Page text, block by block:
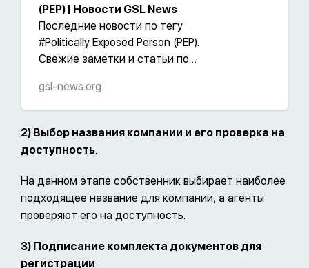
(PEP) | Новости GSL News
Последние новости по тегу
#Politically Exposed Person (PEP).
Свежие заметки и статьи по
(PEP).
gsl-news.org
2) Выбор названия компании и его проверка на
доступность.
На данном этапе собственник выбирает наиболее
подходящее название для компании, а агенты
проверяют его на доступность.
3) Подписание комплекта документов для
регистрации